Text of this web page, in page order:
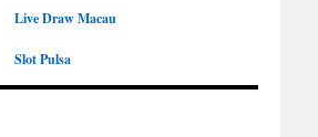
Live Draw Macau
Slot Pulsa